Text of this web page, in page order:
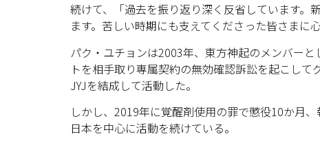
続けて、「過去を振り返り深く反省しています。
ます。苦しい時期にも支えてくださった皆さまに
パク・ユチョンは2003年、東方神起のメンバー
トを相手取り専属契約の無効確認訴訟を起こし
JYJを結成して活動した。
しかし、2019年に覚醒剤使用の罪で懲役10か月
日本を中心に活動を続けている。